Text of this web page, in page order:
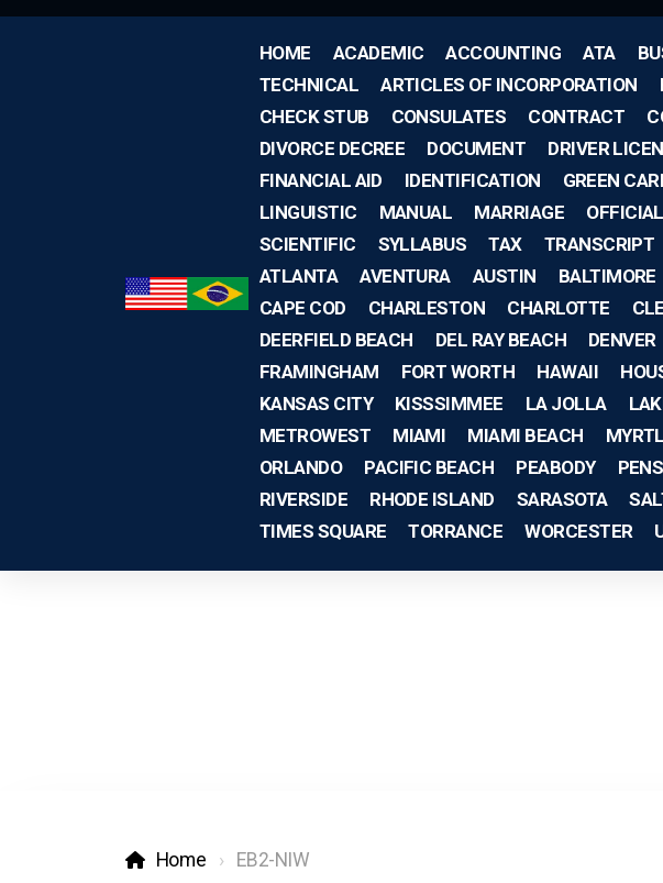
HOME ACADEMIC ACCOUNTING ATA
TECHNICAL
ARTICLES OF INCORPORATION
CHECK STUB
CONSULATES CONTRACT
DIVORCE DECREE
DOCUMENT DRIVER
FINANCIAL AID
IDENTIFICATION GREEN
LINGUISTIC
MANUAL MARRIAGE
SCIENTIFIC
SYLLABUS TAX TRANSCRIPT
ATLANTA
AVENTURA AUSTIN BALTIMORE
CAPE COD
CHARLESTON CHARLOTTE
DEERFIELD BEACH
DEL RAY BEACH DENVER
FRAMINGHAM
FORT WORTH HAWAII
KANSAS CITY
KISSSIMMEE LA JOLLA
METROWEST
MIAMI MIAMI BEACH
ORLANDO
PACIFIC BEACH PEABODY
RIVERSIDE
RHODE ISLAND SARASOTA
TIMES SQUARE
TORRANCE WORCESTER
Home EB2-NIW